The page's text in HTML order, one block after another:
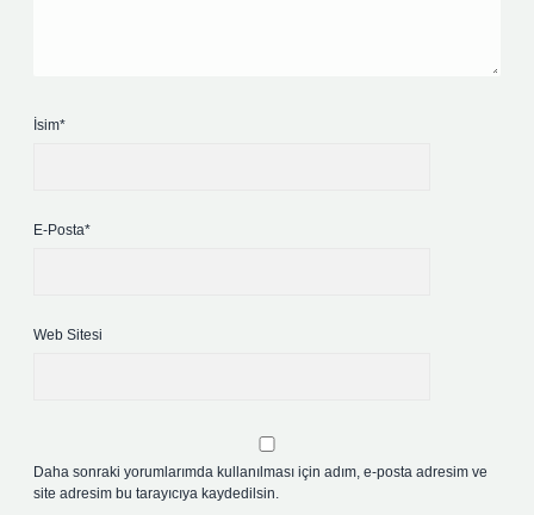
İsim*
E-Posta*
Web Sitesi
Daha sonraki yorumlarımda kullanılması için adım, e-posta adresim ve
site adresim bu tarayıcıya kaydedilsin.